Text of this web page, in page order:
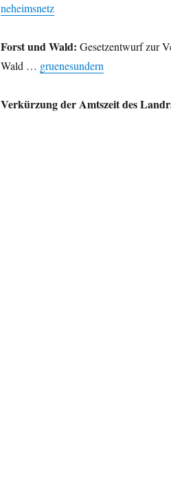
neheimsnetz
Forst und Wald: Gesetzentwurf zur
Wald … gruenesundern
Verkürzung der Amtszeit des